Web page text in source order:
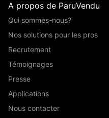
A propos de ParuVendu
Qui sommes-nous?
Nos solutions pour les pros
Recrutement
Témoignages
Presse
Applications
Nous contacter